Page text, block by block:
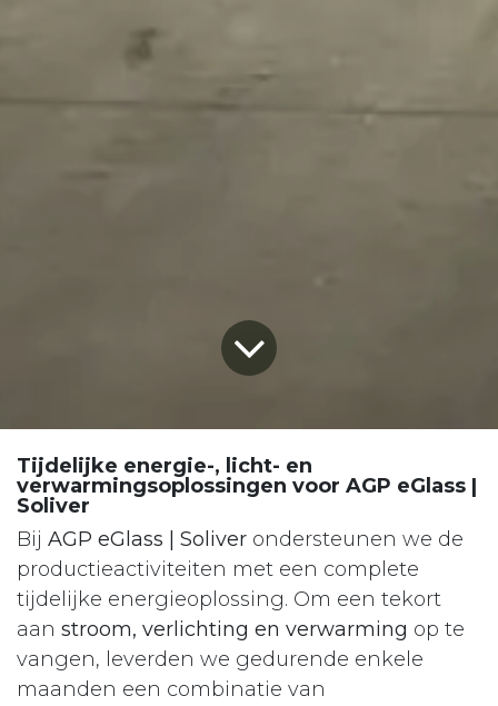
Tijdelijke energie-, licht- en
verwarmingsoplossingen voor AGP eGlass |
Soliver
Bij AGP eGlass | Soliver ondersteunen we de
productieactiviteiten met een complete
tijdelijke energieoplossing. Om een tekort
aan stroom, verlichting en verwarming op te
vangen, leverden we gedurende enkele
maanden een combinatie van